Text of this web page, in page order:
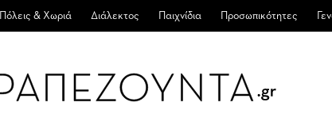
Πόλεις & Χωριά Διάλεκτος Παιχνίδια Προσωπικότητες